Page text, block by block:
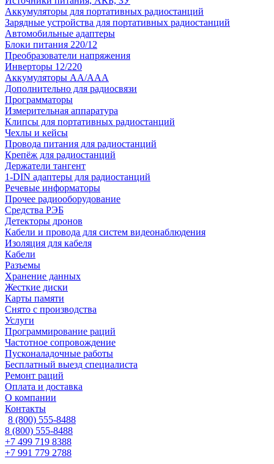
Аккумуляторы для портативных радиостанций
Зарядные устройства для портативных радиостанций
Автомобильные адаптеры
Блоки питания 220/12
Преобразователи напряжения
Инверторы 12/220
Аккумуляторы АА/ААА
Дополнительно для радиосвязи
Программаторы
Измерительная аппаратура
Клипсы для портативных радиостанций
Чехлы и кейсы
Провода питания для радиостанций
Крепёж для радиостанций
Держатели тангент
1-DIN адаптеры для радиостанций
Речевые информаторы
Прочее радиооборудование
Средства РЭБ
Детекторы дронов
Кабели и провода для систем видеонаблюдения
Изоляция для кабеля
Кабели
Разъемы
Хранение данных
Жесткие диски
Карты памяти
Снято с производства
Услуги
Программирование раций
Частотное сопровождение
Пусконаладочные работы
Бесплатный выезд специалиста
Ремонт раций
Оплата и доставка
О компании
Контакты
8 (800) 555-8488
8 (800) 555-8488
+7 499 719 8388
+7 991 779 2788